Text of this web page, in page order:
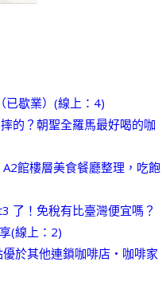
歇業）(線上：4)
的？朝聖全羅馬最好喝的咖
館樓層美食餐廳整理，吃飽
了！免稅有比臺灣便宜嗎？
(線上：2)
於其他連鎖咖啡店‧咖啡家